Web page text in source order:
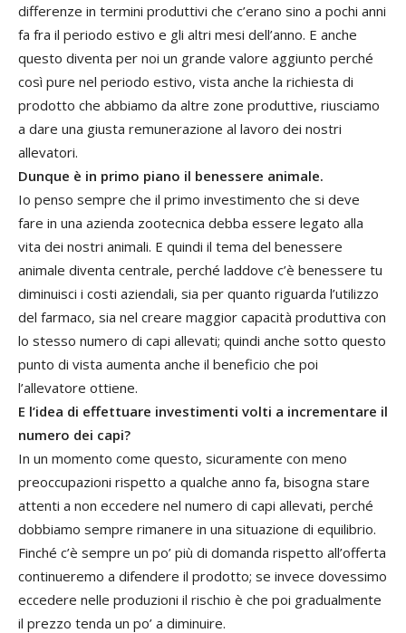
differenze in termini produttivi che c’erano sino a pochi anni
fa fra il periodo estivo e gli altri mesi dell’anno. E anche
questo diventa per noi un grande valore aggiunto perché
così pure nel periodo estivo, vista anche la richiesta di
prodotto che abbiamo da altre zone produttive, riusciamo
a dare una giusta remunerazione al lavoro dei nostri
allevatori.
Dunque è in primo piano il benessere animale.
Io penso sempre che il primo investimento che si deve
fare in una azienda zootecnica debba essere legato alla
vita dei nostri animali. E quindi il tema del benessere
animale diventa centrale, perché laddove c’è benessere tu
diminuisci i costi aziendali, sia per quanto riguarda l’utilizzo
del farmaco, sia nel creare maggior capacità produttiva con
lo stesso numero di capi allevati; quindi anche sotto questo
punto di vista aumenta anche il beneficio che poi
l’allevatore ottiene.
E l’idea di effettuare investimenti volti a incrementare il
numero dei capi?
In un momento come questo, sicuramente con meno
preoccupazioni rispetto a qualche anno fa, bisogna stare
attenti a non eccedere nel numero di capi allevati, perché
dobbiamo sempre rimanere in una situazione di equilibrio.
Finché c’è sempre un po’ più di domanda rispetto all’offerta
continueremo a difendere il prodotto; se invece dovessimo
eccedere nelle produzioni il rischio è che poi gradualmente
il prezzo tenda un po’ a diminuire.